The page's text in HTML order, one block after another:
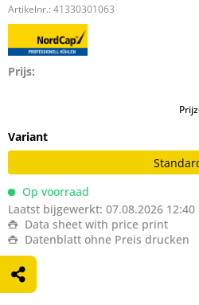
Artikelnr.: 41330301063
Prijs:
Variant
Op voorraad
Laatst bijgewerkt: 07.08.2026 12:40
Data sheet with price print
Datenblatt ohne Preis drucken